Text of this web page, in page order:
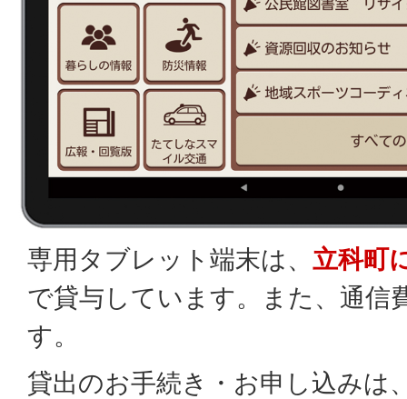
専用タブレット端末は、 立科町
で貸与しています。また、通信
す。
貸出のお手続き・お申し込みは